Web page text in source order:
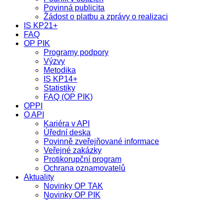
Povinná publicita
Žádost o platbu a zprávy o realizaci
IS KP21+
FAQ
OP PIK
Programy podpory
Výzvy
Metodika
IS KP14+
Statistiky
FAQ (OP PIK)
OPPI
O API
Kariéra v API
Úřední deska
Povinně zveřejňované informace
Veřejné zakázky
Protikorupční program
Ochrana oznamovatelů
Aktuality
Novinky OP TAK
Novinky OP PIK